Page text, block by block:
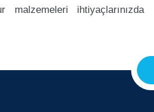
malzemeleri ihtiyaçlarınızda